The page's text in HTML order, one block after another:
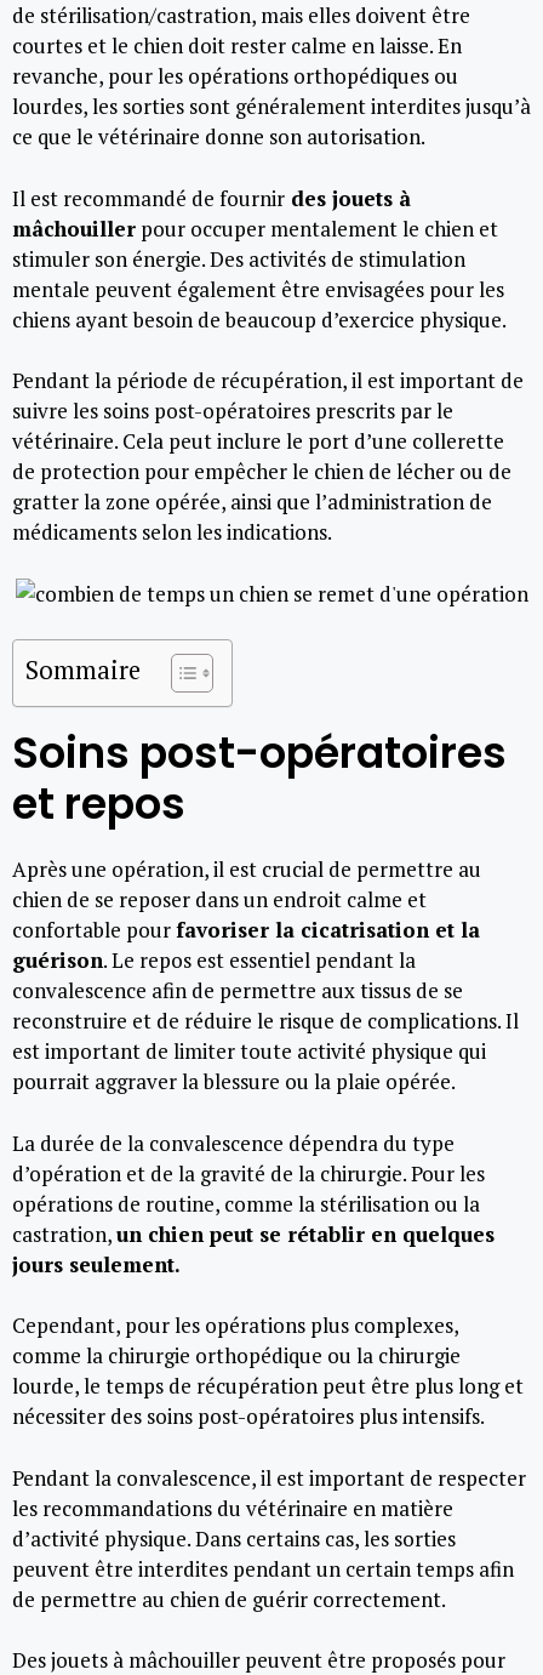
de stérilisation/castration, mais elles doivent être
courtes et le chien doit rester calme en laisse. En
revanche, pour les opérations orthopédiques ou
lourdes, les sorties sont généralement interdites jusqu’à
ce que le vétérinaire donne son autorisation.
Il est recommandé de fournir des jouets à
mâchouiller pour occuper mentalement le chien et
stimuler son énergie. Des activités de stimulation
mentale peuvent également être envisagées pour les
chiens ayant besoin de beaucoup d’exercice physique.
Pendant la période de récupération, il est important de
suivre les soins post-opératoires prescrits par le
vétérinaire. Cela peut inclure le port d’une collerette
de protection pour empêcher le chien de lécher ou de
gratter la zone opérée, ainsi que l’administration de
médicaments selon les indications.
Sommaire
Soins post-opératoires
et repos
Après une opération, il est crucial de permettre au
chien de se reposer dans un endroit calme et
confortable pourfavoriser la cicatrisation et la
guérison. Le repos est essentiel pendant la
convalescence afin de permettre aux tissus de se
reconstruire et de réduire le risque de complications. Il
est important de limiter toute activité physique qui
pourrait aggraver la blessure ou la plaie opérée.
La durée de la convalescence dépendra du type
d’opération et de la gravité de la chirurgie. Pour les
opérations de routine, comme la stérilisation ou la
castration,un chien peut se rétablir en quelques
jours seulement.
Cependant, pour les opérations plus complexes,
comme la chirurgie orthopédique ou la chirurgie
lourde, le temps de récupération peut être plus long et
nécessiter des soins post-opératoires plus intensifs.
Pendant la convalescence, il est important de respecter
les recommandations du vétérinaire en matière
d’activité physique. Dans certains cas, les sorties
peuvent être interdites pendant un certain temps afin
de permettre au chien de guérir correctement.
Des jouets à mâchouiller peuvent être proposés pour